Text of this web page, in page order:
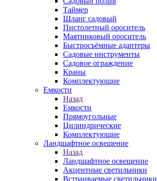
Таймер
Шланг садовый
Пистолетный ороситель
Маятниковый ороситель
Быстросъёмные адаптеры
Садовые инструменты
Садовое ограждение
Краны
Комплектующие
Емкости
Назад
Емкости
Прямоугольные
Цилиндрические
Комплектующие
Ландшафтное освещение
Назад
Ландшафтное освещение
Акцентные светильники
Встраиваемые светильники